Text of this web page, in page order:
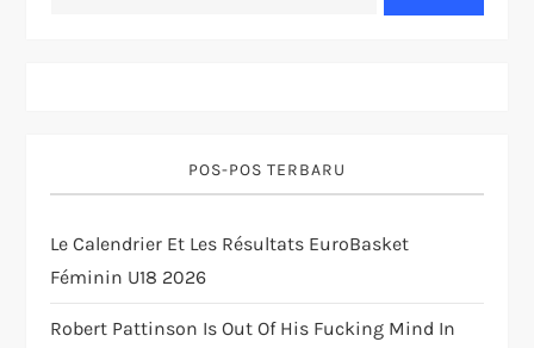
t
i
o
POS-POS TERBARU
Le Calendrier Et Les Résultats EuroBasket
Féminin U18 2026
Robert Pattinson Is Out Of His Fucking Mind In